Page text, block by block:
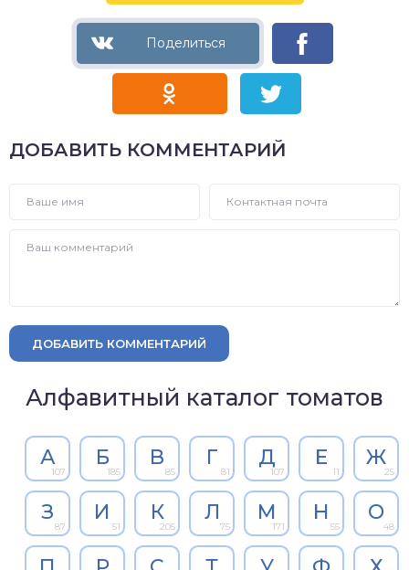
ДОБАВИТЬ КОММЕНТАРИЙ
ДОБАВИТЬ КОММЕНТАРИЙ
Алфавитный каталог томатов
А
107
Б
185
В
85
Г
81
Д
107
Е
11
Ж
25
З
87
И
51
К
205
Л
75
М
171
Н
55
О
48